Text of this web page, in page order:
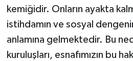
kemiğidir. Onların ayakta
istihdamın ve sosyal
anlamına gelmektedir. Bu
kuruluşları, esnafımızın bu